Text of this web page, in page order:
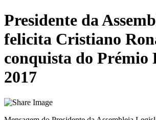
Presidente da
felicita Cristiano
conquista do Prémio
2017